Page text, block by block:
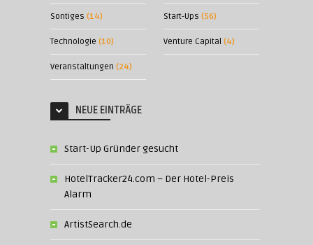
Sontiges (14) Start-Ups (56)
Technologie (10) Venture Capital (4)
Veranstaltungen (24)
NEUE EINTRÄGE
Start-Up Gründer gesucht
HotelTracker24.com – Der Hotel-Preis
Alarm
ArtistSearch.de